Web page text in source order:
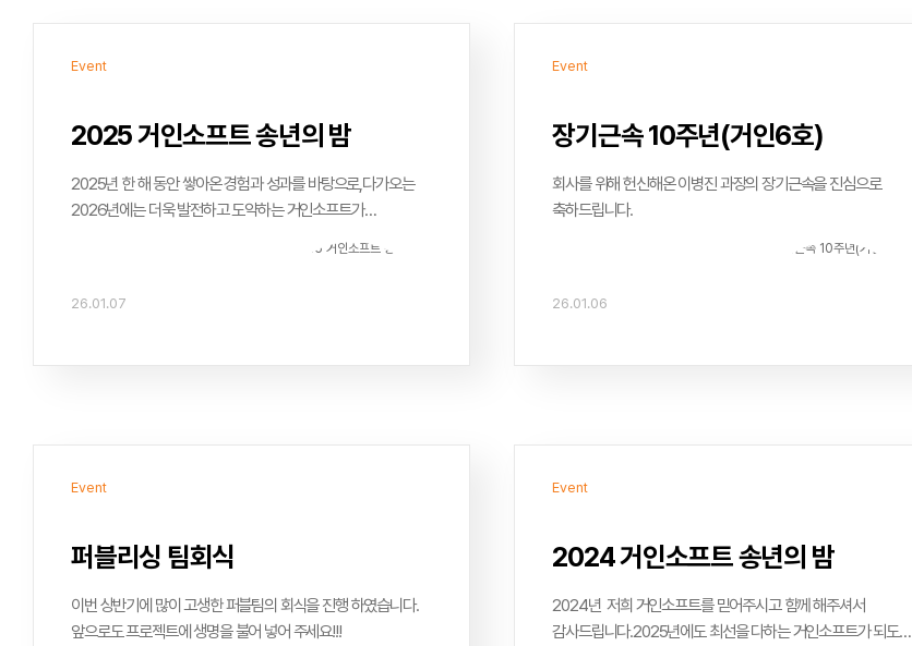
Event
2025 거인소프트 송년의 밤
2025년 한 해 동안 쌓아온 경험과 성과를 바탕으로,다가오는
2026년에는 더욱 발전하고 도약하는 거인소프트가
26.01.07
Event
장기근속 10주년(거인6호)
회사를 위해 헌신해온 이병진 과장의 장기근속을 진심으로
축하드립니다.
26.01.06
Event
퍼블리싱 팀회식
이번 상반기에 많이 고생한 퍼블팀의 회식을 진행 하였습니다.
앞으로도 프로젝트에 생명을 불어 넣어 주세요!!!
Event
2024 거인소프트 송년의 밤
2024년 저희 거인소프트를 믿어주시고 함께 해주셔서
감사드립니다.2025년에도 최선을 다하는 거인소프트가 되도록